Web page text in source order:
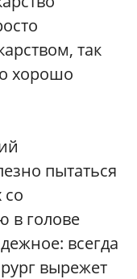
так
хорошо
пытаться
в голове
всегда
вырежет